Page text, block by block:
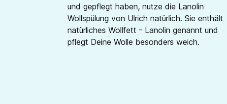
und gepflegt haben, nutze die Lanolin
Wollspülung von Ulrich natürlich. Sie enthält
natürliches Wollfett - Lanolin genannt und
pflegt Deine Wolle besonders weich.